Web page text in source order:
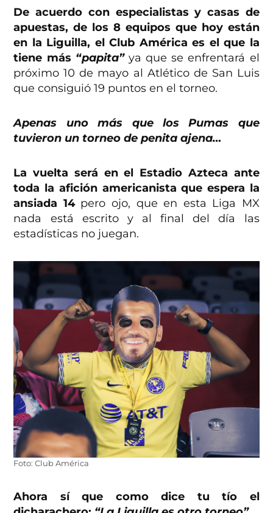
De acuerdo con especialistas y casas de
apuestas, de los 8 equipos que hoy están
en la Liguilla, el Club América es el que la
tiene más “papita” ya que se enfrentará el
próximo 10 de mayo al Atlético de San Luis
que consiguió 19 puntos en el torneo.
Apenas uno más que los Pumas que
tuvieron un torneo de penita ajena…
La vuelta será en el Estadio Azteca ante
toda la afición americanista que espera la
ansiada 14pero ojo, que en esta Liga MX
nada está escrito y al final del día las
estadísticas no juegan.
Foto: Club América
Ahora sí que como dice tu tío el